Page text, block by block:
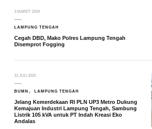
3 MARET 2024
LAMPUNG TENGAH
Cegah DBD, Mako Polres Lampung Tengah
Disemprot Fogging
31 JULI 2025
BUMN LAMPUNG TENGAH
Jelang Kemerdekaan RI PLN UP3 Metro Dukung
Kemajuan Industri Lampung Tengah, Sambung
Listrik 105 kVA untuk PT Indah Kreasi Eko
Andalas